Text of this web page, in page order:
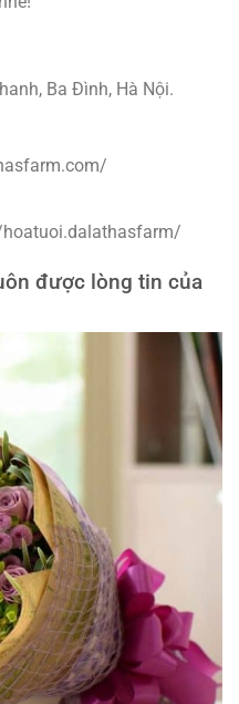
Ba Đình, Hà Nội.
được lòng tin của